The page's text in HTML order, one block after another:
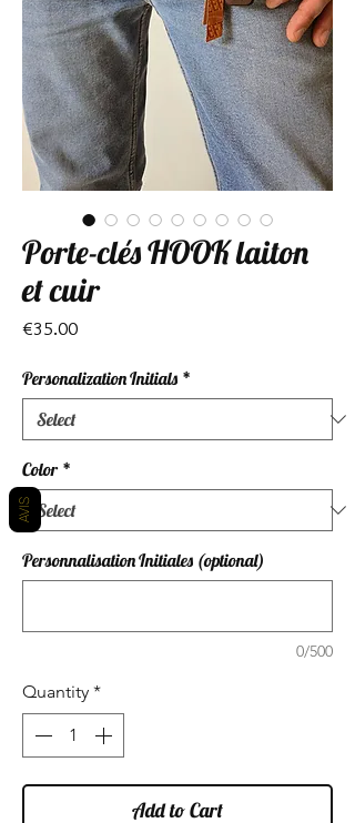
Porte-clés HOOK laiton
et cuir
€35.00Price
Personalization Initials *
Color *
Personnalisation Initiales (optional)
0/500
Quantity *
Add to Cart
AVIS